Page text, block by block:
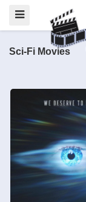
Sci-Fi Movies